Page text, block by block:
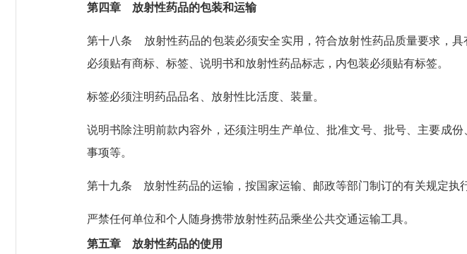
第四章 放射性药品的包装和运输
第十八条 放射性药品的包装必须安全实用，符合放射性药品质量要求，
必须贴有商标、标签、说明书和放射性药品标志，内包装必须贴有标签。
标签必须注明药品品名、放射性比活度、装量。
说明书除注明前款内容外，还须注明生产单位、批准文号、批号、主要成
事项等。
第十九条 放射性药品的运输，按国家运输、邮政等部门制订的有关规定执
严禁任何单位和个人随身携带放射性药品乘坐公共交通运输工具。
第五章 放射性药品的使用